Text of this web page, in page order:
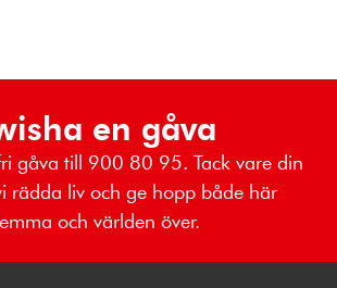
en gåva
gåva till 900 80 95. Tack vare din
rädda liv och ge hopp både här
och världen över.